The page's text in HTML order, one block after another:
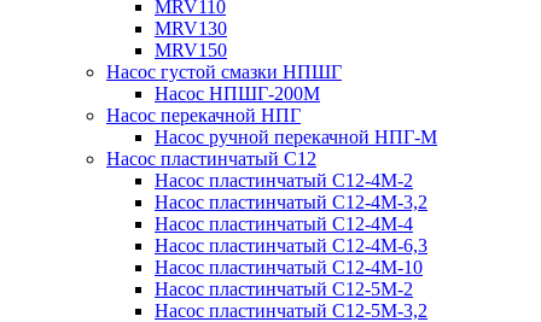
MRV110
MRV130
MRV150
Насос густой смазки НПШГ
Насос НПШГ-200М
Насос перекачной НПГ
Насос ручной перекачной НПГ-М
Насос пластинчатый С12
Насос пластинчатый С12-4М-2
Насос пластинчатый С12-4М-3,2
Насос пластинчатый С12-4М-4
Насос пластинчатый С12-4М-6,3
Насос пластинчатый С12-4М-10
Насос пластинчатый С12-5М-2
Насос пластинчатый С12-5М-3,2